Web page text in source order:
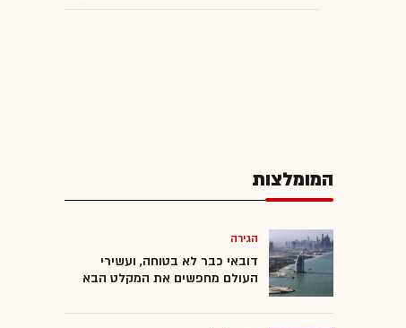
AdMob
אייפד
המומלצות
הגירה
דובאי כבר לא בטוחה, ועשירי
העולם מחפשים את המקלט הבא